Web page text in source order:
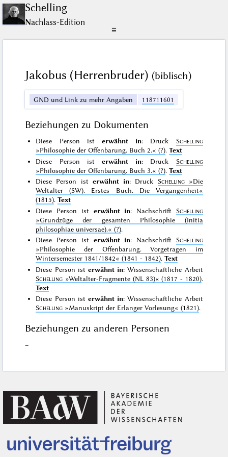
Schelling
Nachlass-Edition
☰
Jakobus (Herrenbruder) (biblisch)
GND und Link zu mehr Angaben 118711601
Beziehungen zu Dokumenten
Diese Person ist erwähnt in: Druck Schelling
»Philosophie der Offenbarung. Buch 2.« (?).Text
Diese Person ist erwähnt in: Druck Schelling
»Philosophie der Offenbarung. Buch 3.« (?).Text
Diese Person ist erwähnt in: Druck Schelling »Die
Weltalter (SW). Erstes Buch. Die Vergangenheit«
(1815).Text
Diese Person ist erwähnt in: Nachschrift Schelling
»Grundzüge der gesamten Philosophie (Initia
philosophiae universae).« (?).
Diese Person ist erwähnt in: Nachschrift Schelling
»Philosophie der Offenbarung. Vorgetragen im
Wintersemester 1841/1842« (1841 - 1842).Text
Diese Person ist erwähnt in: Wissenschaftliche Arbeit
Schelling »Weltalter-Fragmente (NL 83)« (1817 - 1820).
Text
Diese Person ist erwähnt in: Wissenschaftliche Arbeit
Schelling »Manuskript der Erlanger Vorlesung« (1821).
Beziehungen zu anderen Personen
–